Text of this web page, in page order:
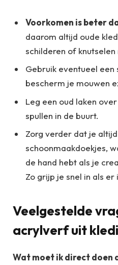
Voorkomen is beter
daarom altijd oude
schilderen of
Gebruik eventueel
bescherm je mouwen
Leg een oud laken
spullen in de buurt.
Zorg verder dat je
schoonmaakdoekjes,
de hand hebt als je
Zo grijp je snel in als er
Veelgestelde
acrylverf uit
Wat moet ik direct doen